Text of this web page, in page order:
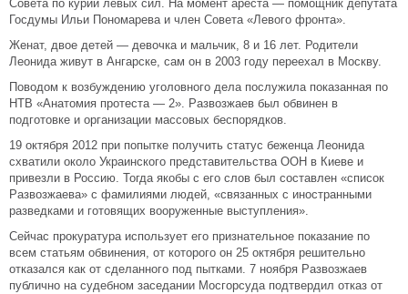
Совета по курии левых сил. На момент ареста — помощник депутата
Госдумы Ильи Пономарева и член Совета «Левого фронта».
Женат, двое детей — девочка и мальчик, 8 и 16 лет. Родители
Леонида живут в Ангарске, сам он в 2003 году переехал в Москву.
Поводом к возбуждению уголовного дела послужила показанная по
НТВ «Анатомия протеста — 2». Развозжаев был обвинен в
подготовке и организации массовых беспорядков.
19 октября 2012 при попытке получить статус беженца Леонида
схватили около Украинского представительства ООН в Киеве и
привезли в Россию. Тогда якобы с его слов был составлен «список
Развозжаева» с фамилиями людей, «связанных с иностранными
разведками и готовящих вооруженные выступления».
Сейчас прокуратура использует его признательное показание по
всем статьям обвинения, от которого он 25 октября решительно
отказался как от сделанного под пытками. 7 ноября Развозжаев
публично на судебном заседании Мосгорсуда подтвердил отказ от